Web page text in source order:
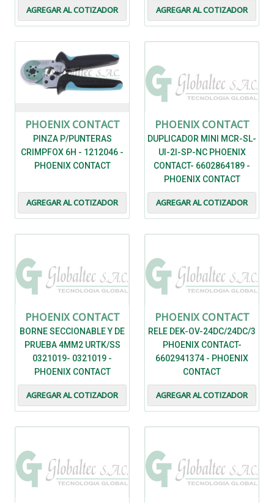
AGREGAR AL COTIZADOR AGREGAR AL COTIZADOR
PHOENIX CONTACT
PINZA P/PUNTERAS
CRIMPFOX 6H - 1212046 -
PHOENIX CONTACT
AGREGAR AL COTIZADOR
PHOENIX CONTACT
DUPLICADOR MINI MCR-SL-
UI-2I-SP-NC PHOENIX
CONTACT- 6602864189 -
PHOENIX CONTACT
AGREGAR AL COTIZADOR
PHOENIX CONTACT
BORNE SECCIONABLE Y DE
PRUEBA 4MM2 URTK/SS
0321019- 0321019 -
PHOENIX CONTACT
AGREGAR AL COTIZADOR
PHOENIX CONTACT
RELE DEK-OV-24DC/24DC/3
PHOENIX CONTACT-
6602941374 - PHOENIX
CONTACT
AGREGAR AL COTIZADOR